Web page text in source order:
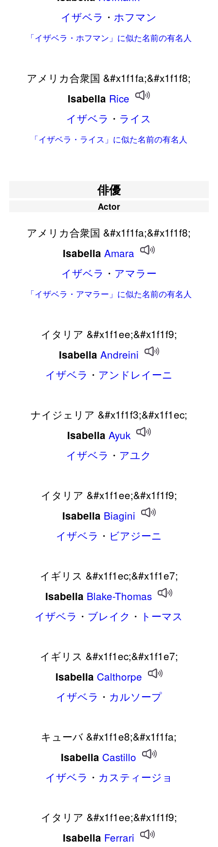
イザベラ ・ ホフマン
「イザベラ・ホフマン」に似た名前の有名人
アメリカ合衆国 &#x1f1fa;&#x1f1f8;
Isabella Rice
イザベラ ・ ライス
「イザベラ・ライス」に似た名前の有名人
俳優
Actor
アメリカ合衆国 &#x1f1fa;&#x1f1f8;
Isabella Amara
イザベラ ・ アマラー
「イザベラ・アマラー」に似た名前の有名人
イタリア &#x1f1ee;&#x1f1f9;
Isabella Andreini
イザベラ ・ アンドレイーニ
ナイジェリア &#x1f1f3;&#x1f1ec;
Isabella Ayuk
イザベラ ・ アユク
イタリア &#x1f1ee;&#x1f1f9;
Isabella Biagini
イザベラ ・ ビアジーニ
イギリス &#x1f1ec;&#x1f1e7;
Isabella Blake-Thomas
イザベラ ・ ブレイク ・ トーマス
イギリス &#x1f1ec;&#x1f1e7;
Isabella Calthorpe
イザベラ ・ カルソープ
キューバ &#x1f1e8;&#x1f1fa;
Isabella Castillo
イザベラ ・ カスティージョ
イタリア &#x1f1ee;&#x1f1f9;
Isabella Ferrari